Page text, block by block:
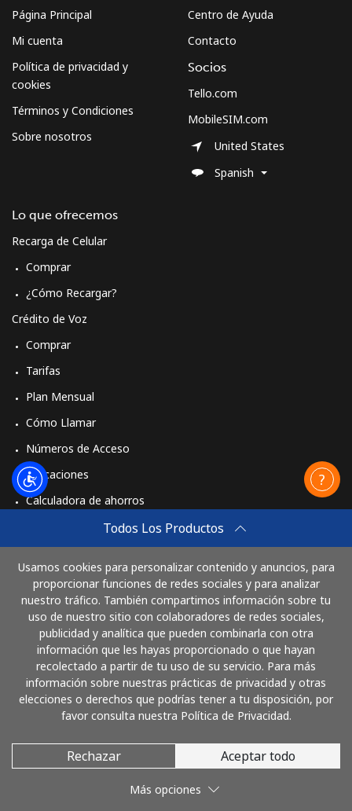
Todos Los Productos
Usamos cookies para personalizar contenido y anuncios, para
proporcionar funciones de redes sociales y para analizar
nuestro tráfico. También compartimos información sobre tu
uso de nuestro sitio con colaboradores de redes sociales,
publicidad y analítica que pueden combinarla con otra
información que les hayas proporcionado o que hayan
recolectado a partir de tu uso de su servicio. Para más
información sobre nuestras prácticas de privacidad y otras
elecciones o derechos que podrías tener a tu disposición, por
favor consulta nuestra Política de Privacidad.
Rechazar Aceptar todo
Más opciones
Página Principal
Mi cuenta
Política de privacidad y
cookies
Términos y Condiciones
Sobre nosotros
Lo que ofrecemos
Recarga de Celular
Comprar
¿Cómo Recargar?
Crédito de Voz
Comprar
Tarifas
Plan Mensual
Cómo Llamar
Números de Acceso
Aplicaciones
Calculadora de ahorros
Comprar
Cómo funciona
Centro de Ayuda
Contacto
Socios
Tello.com
MobileSIM.com
United States
Spanish
Paga con
© 2026 LlamaGuatemala